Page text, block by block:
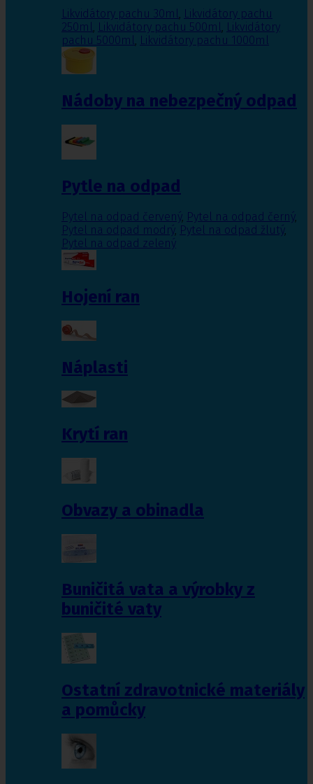
Likvidátory pachu 30ml, Likvidátory pachu
250ml, Likvidátory pachu 500ml, Likvidátory
pachu 5000ml, Likvidátory pachu 1000ml
Nádoby na nebezpečný odpad
Pytle na odpad
Pytel na odpad červený, Pytel na odpad černý,
Pytel na odpad modrý, Pytel na odpad žlutý,
Pytel na odpad zelený
Hojení ran
Náplasti
Krytí ran
Obvazy a obinadla
Buničitá vata a výrobky z
buničité vaty
Ostatní zdravotnické materiály
a pomůcky